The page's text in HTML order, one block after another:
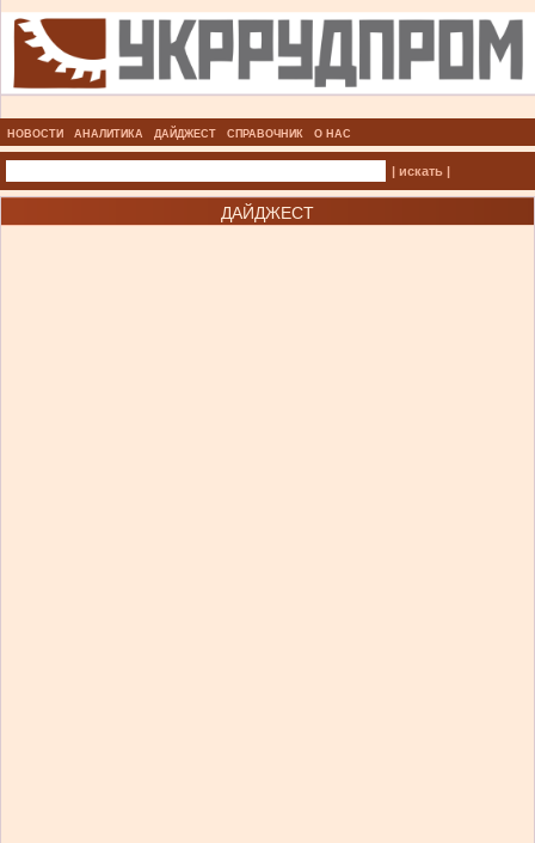
НОВОСТИ АНАЛИТИКА ДАЙДЖЕСТ СПРАВОЧНИК О НАС
| искать |
ДАЙДЖЕСТ